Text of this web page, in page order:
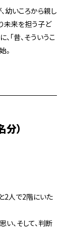
幼いころから親し
未来を担う子ど
「昔、そういうこ
。
）
2人で2階にいた
、そして、判断